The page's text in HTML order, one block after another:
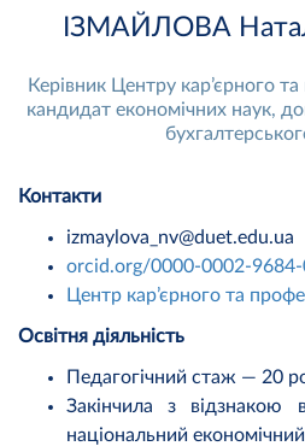
ІЗМАЙЛОВА
Керівник Центру кар’єрного
кандидат економічних наук,
Контакти
izmaylova_nv@duet.edu.ua
orcid.org/0000-0002-
Центр кар’єрного та
Освітня діяльність
Педагогічний стаж — 20
Закінчила з відзнакою
національний